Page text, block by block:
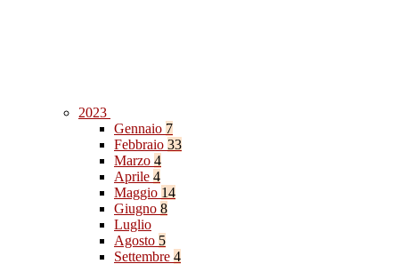
2023
Gennaio 7
Febbraio 33
Marzo 4
Aprile 4
Maggio 14
Giugno 8
Luglio
Agosto 5
Settembre 4